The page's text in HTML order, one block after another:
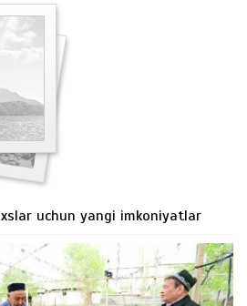
uchun yangi imkoniyatlar